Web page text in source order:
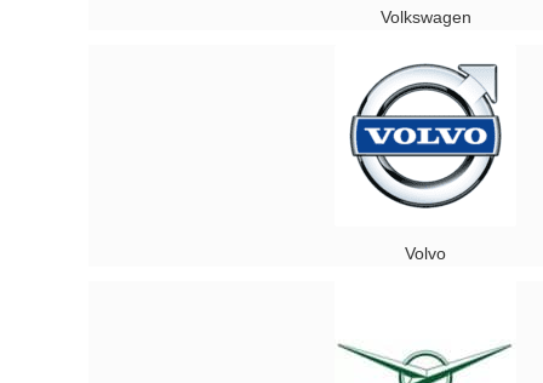
Volkswagen
Volvo